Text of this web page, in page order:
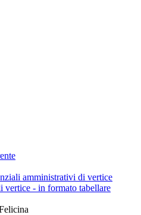
amministrativi di vertice
vertice - in formato tabellare